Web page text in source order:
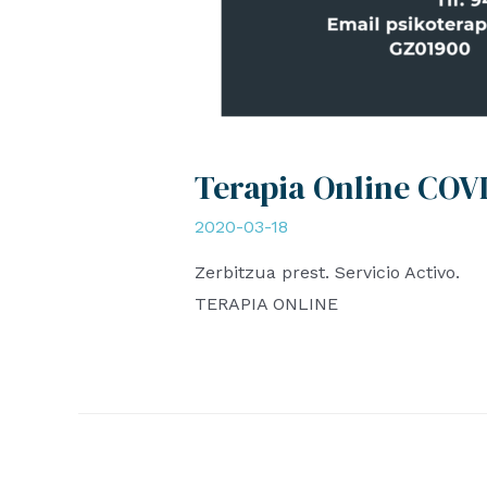
Terapia Online
2020-03-18
Zerbitzua prest. Servicio Activo.
TERAPIA ONLINE